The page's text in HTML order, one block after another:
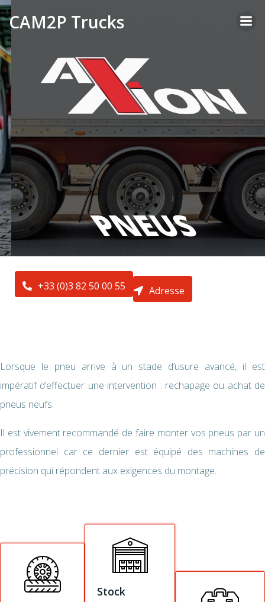
Aller
au
contenu
CAM2P Trucks
PNEUS
+33 (0)3 82 50 00 55 Adresse
Lorsque le pneu arrive à un stade d’usure avancé, il est
impératif d’effectuer une intervention : rechapage ou achat de
pneus neufs.
Il est vivement recommandé de faire monter vos pneus par un
professionnel car ce dernier est équipé des machines de
précision qui répondent aux exigences du montage.
Stock